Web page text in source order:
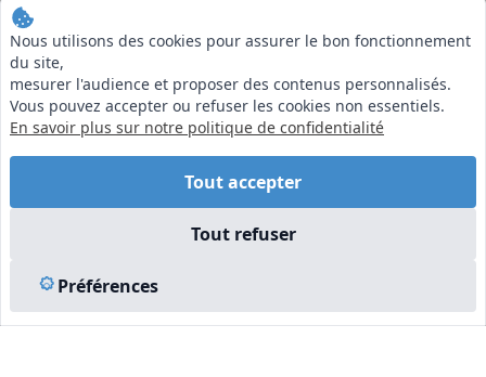
Nous utilisons des cookies pour assurer le bon fonctionnement
du site,
mesurer l'audience et proposer des contenus personnalisés.
Vous pouvez accepter ou refuser les cookies non essentiels.
En savoir plus sur notre politique de confidentialité
Tout accepter
Tout refuser
Préférences
Centre National de l’Expertise (CNE)
20 rue Henri Regnault, 75008 Paris
N°VERT : 0800 00 80 89
EN SAVOIR PLUS
Vu à la Télé
Plan du site